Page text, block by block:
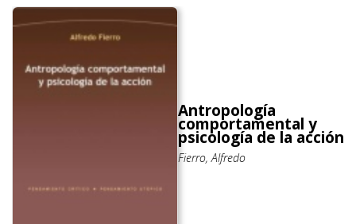
Antropología
comportamental y
psicología de la acción
Fierro, Alfredo